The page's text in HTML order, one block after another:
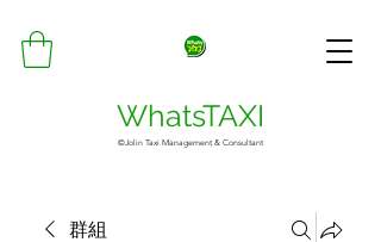
WhatsTAXI
©Jolin Taxi Management & Consultant
群組